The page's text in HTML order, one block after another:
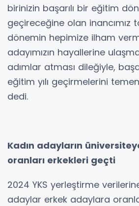
birinizin başarılı bir eğitim
geçireceğine olan inancımız
dönemin hepimize ilham
adayımızın hayallerine
adımlar atması dileğiyle,
eğitim yılı geçirmelerini
dedi.
Kadın adayların
oranları erkekleri geçti
2024 YKS yerleştirme
adaylar erkek adaylara